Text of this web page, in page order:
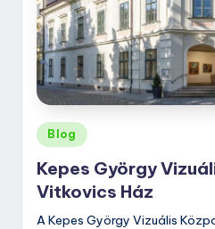
Posted
Blog
Kepes György
Vitkovics Ház
A Kepes György Vizuális